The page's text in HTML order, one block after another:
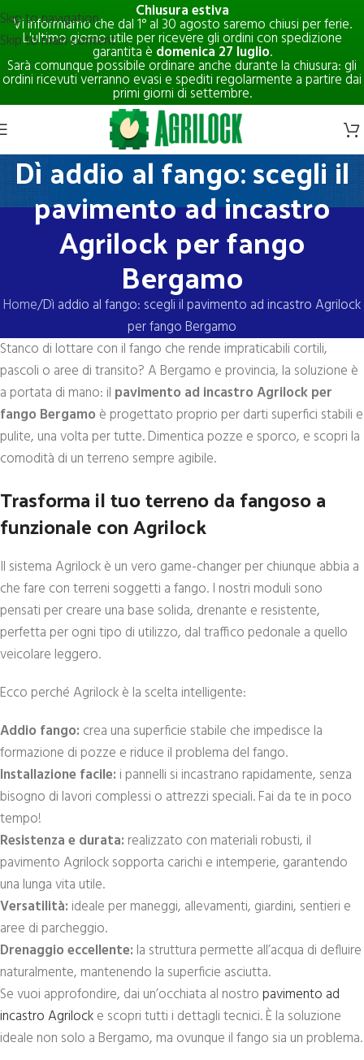
Chiusura estiva
Vi informiamo che dal 1° al 30 agosto saremo chiusi per ferie.
L'ultimo giorno utile per ricevere gli ordini con spedizione
garantita è domenica 27 luglio.
Sarà comunque possibile ordinare anche durante la chiusura: gli
ordini ricevuti verranno evasi e spediti regolarmente a partire dai
primi giorni di settembre.
Skip to navigation
Skip to main content
Dì addio al fango: scegli il
pavimento ad incastro
Agrilock per fango
Bergamo
Home Dì addio al fango: scegli il pavimento ad incastro Agrilock
per fango Bergamo
Stanco di lottare con il fango che rende impraticabili cortili,
pascoli o aree di transito? A Bergamo e provincia, la soluzione è
a portata di mano: il pavimento ad incastro Agrilock per
fango Bergamo è progettato proprio per darti superfici stabili e
pulite, una volta per tutte. Dimentica pozze e sporco, e scopri la
comodità di un terreno sempre agibile.
Trasforma il tuo terreno da fangoso a
funzionale con Agrilock
Il sistema Agrilock è un vero game-changer per chiunque abbia a
che fare con terreni soggetti a fango. I nostri moduli sono
pensati per creare una base solida, drenante e resistente,
perfetta per ogni tipo di utilizzo, dal traffico pedonale a quello
veicolare leggero.
Ecco perché Agrilock è la scelta intelligente:
Addio fango: crea una superficie stabile che impedisce la
formazione di pozze e riduce il problema del fango.
Installazione facile: i pannelli si incastrano rapidamente, senza
bisogno di lavori complessi o attrezzi speciali. Fai da te in poco
tempo!
Resistenza e durata: realizzato con materiali robusti, il
pavimento Agrilock sopporta carichi e intemperie, garantendo
una lunga vita utile.
Versatilità: ideale per maneggi, allevamenti, giardini, sentieri e
aree di parcheggio.
Drenaggio eccellente: la struttura permette all’acqua di defluire
naturalmente, mantenendo la superficie asciutta.
Se vuoi approfondire, dai un’occhiata al nostropavimento ad
incastro Agrilocke scopri tutti i dettagli tecnici. È la soluzione
ideale non solo a Bergamo, ma ovunque il fango sia un problema.